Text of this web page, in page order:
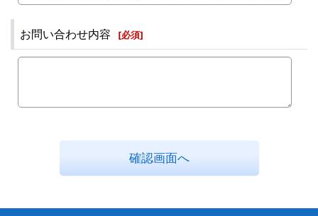
お問い合わせ内容 [必須]
確認画面へ